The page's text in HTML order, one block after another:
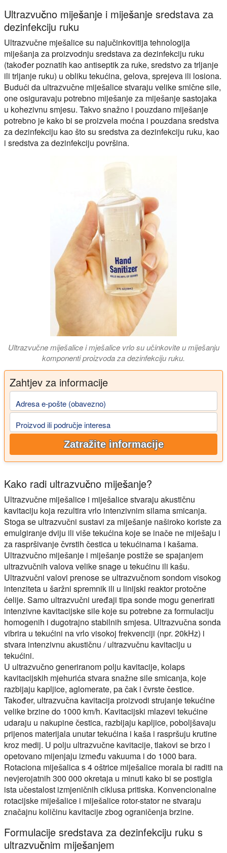
Ultrazvučno miješanje i miješanje sredstava za
dezinfekciju ruku
Ultrazvučne mješalice su najučinkovitija tehnologija
miješanja za proizvodnju sredstava za dezinfekciju ruku
(također poznatih kao antiseptik za ruke, sredstvo za trljanje
ili trljanje ruku) u obliku tekućina, gelova, sprejeva ili losiona.
Budući da ultrazvučne miješalice stvaraju velike smične sile,
one osiguravaju potrebno miješanje za miješanje sastojaka
u kohezivnu smjesu. Takvo snažno i pouzdano miješanje
potrebno je kako bi se proizvela moćna i pouzdana sredstva
za dezinfekciju kao što su sredstva za dezinfekciju ruku, kao
i sredstva za dezinfekciju površina.
Ultrazvučne miješalice i mješalice vrlo su učinkovite u miješanju
komponenti proizvoda za dezinfekciju ruku.
Zahtjev za informacije
Adresa e-pošte (obavezno)
Proizvod ili područje interesa
Zatražite informacije
Kako radi ultrazvučno miješanje?
Ultrazvučne miješalice i miješalice stvaraju akustičnu
kavitaciju koja rezultira vrlo intenzivnim silama smicanja.
Stoga se ultrazvučni sustavi za miješanje naširoko koriste za
emulgiranje dviju ili više tekućina koje se inače ne miješaju i
za raspršivanje čvrstih čestica u tekućinama i kašama.
Ultrazvučno miješanje i miješanje postiže se spajanjem
ultrazvučnih valova velike snage u tekućinu ili kašu.
Ultrazvučni valovi prenose se ultrazvučnom sondom visokog
intenziteta u šaržni spremnik ili u linijski reaktor protočne
ćelije. Samo ultrazvučni uređaji tipa sonde mogu generirati
intenzivne kavitacijske sile koje su potrebne za formulaciju
homogenih i dugotrajno stabilnih smjesa. Ultrazvučna sonda
vibrira u tekućini na vrlo visokoj frekvenciji (npr. 20kHz) i
stvara intenzivnu akustičnu / ultrazvučnu kavitaciju u
tekućini.
U ultrazvučno generiranom polju kavitacije, kolaps
kavitacijskih mjehurića stvara snažne sile smicanja, koje
razbijaju kapljice, aglomerate, pa čak i čvrste čestice.
Također, ultrazvučna kavitacija proizvodi strujanje tekućine
velike brzine do 1000 km/h. Kavitacijski mlazevi tekućine
udaraju u nakupine čestica, razbijaju kapljice, poboljšavaju
prijenos materijala unutar tekućina i kaša i raspršuju krutine
kroz medij. U polju ultrazvučne kavitacije, tlakovi se brzo i
opetovano mijenjaju između vakuuma i do 1000 bara.
Rotaciona miješalica s 4 oštrice miješalice morala bi raditi na
nevjerojatnih 300 000 okretaja u minuti kako bi se postigla
ista učestalost izmjeničnih ciklusa pritiska. Konvencionalne
rotacijske miješalice i miješalice rotor-stator ne stvaraju
značajnu količinu kavitacije zbog ograničenja brzine.
Formulacije sredstava za dezinfekciju ruku s
ultrazvučnim miješanjem